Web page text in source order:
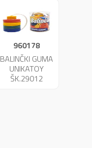
960178
BALINČKI GUMA
UNIKATOY
ŠK.29012